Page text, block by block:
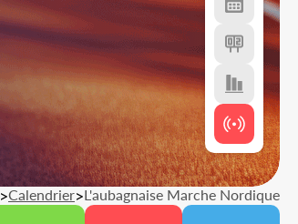
>Calendrier>L'aubagnaise Marche Nordique